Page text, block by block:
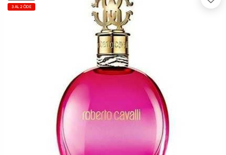
3 AL 2 ÖDE